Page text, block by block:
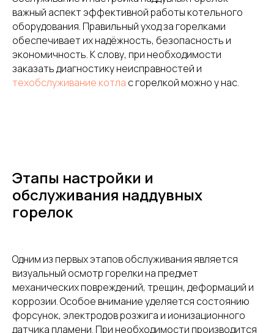
важный аспект эффективной работы котельного
оборудования. Правильный уход за горелками
обеспечивает их надёжность, безопасность и
экономичность. К слову, при необходимости
заказать диагностику неисправностей и
техобслуживание котла с горелкой можно у нас.
Этапы настройки и
обслуживания наддувных
горелок
Одним из первых этапов обслуживания является
визуальный осмотр горелки на предмет
механических повреждений, трещин, деформаций и
коррозии. Особое внимание уделяется состоянию
форсунок, электродов розжига и ионизационного
датчика пламени. При необходимости производится